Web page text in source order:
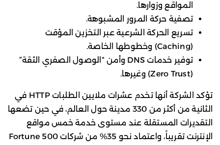
المواقع وزوارها.
تصفية حركة المرور المشبوهة.
تسريع الحركة الشرعية عبر التخزين المؤقت
(Caching) وخطوطها الخاصة.
توفير خدمات DNS وأمن “الوصول الصفري الثقة”
(Zero Trust) وغيرها.
تؤكد الشركة أنها تخدم عشرات ملايين الطلبات HTTP في
الثانية من أكثر من 330 مدينة حول العالم، في حين تضعها
التقديرات المستقلة عند مستوى خدمة خمس مواقع
الإنترنت تقريباً، واعتماد نحو 35% من شركات Fortune 500